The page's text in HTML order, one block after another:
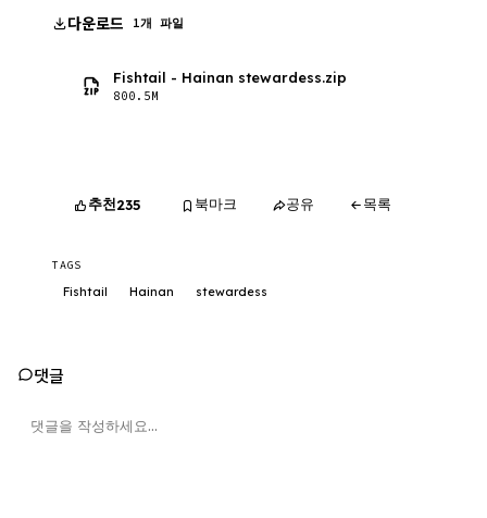
다운로드 1개 파일
Fishtail - Hainan stewardess.zip
800.5M
추천235 북마크 공유 목록
TAGS
Fishtail Hainan stewardess
댓글